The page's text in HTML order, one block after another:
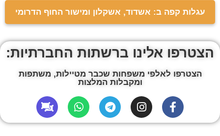
עגלות קפה ב: אשדוד, אשקלון ומישור החוף הדרומי
הצטרפו אלינו ברשתות החברתיות:
הצטרפו לאלפי משפחות שכבר מטיילות, משתפות
ומקבלות המלצות